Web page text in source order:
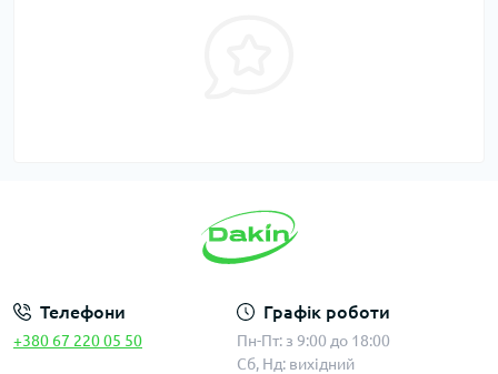
Телефони
+380 67 220 05 50
Графік роботи
Пн-Пт: з 9:00 до 18:00
Сб, Нд: вихідний